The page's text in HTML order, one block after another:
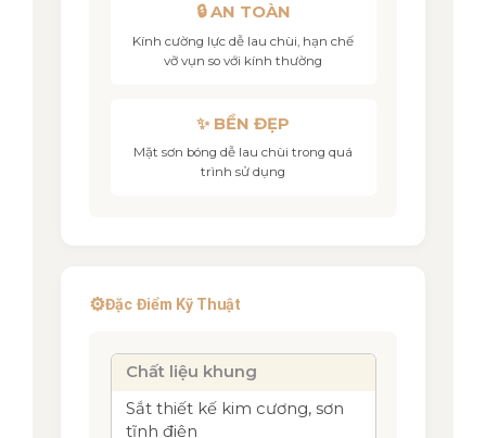
🔒 AN TOÀN
Kính cường lực dễ lau chùi, hạn chế
vỡ vụn so với kính thường
✨ BỀN ĐẸP
Mặt sơn bóng dễ lau chùi trong quá
trình sử dụng
⚙️Đặc Điểm Kỹ Thuật
Chất liệu khung
Sắt thiết kế kim cương, sơn
tĩnh điện